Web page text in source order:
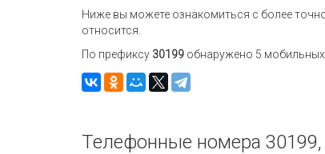
Ниже вы можете ознакомиться с более
относится.
По префиксу 30199 обнаружено 5 мобильных
Телефонные номера 30199,